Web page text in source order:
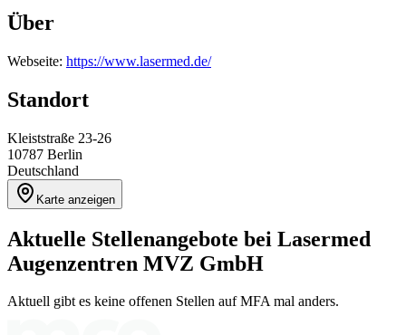
Über
Webseite: https://www.lasermed.de/
Standort
Kleiststraße 23-26
10787 Berlin
Deutschland
Karte anzeigen
Aktuelle Stellenangebote bei Lasermed
Augenzentren MVZ GmbH
Aktuell gibt es keine offenen Stellen auf MFA mal anders.